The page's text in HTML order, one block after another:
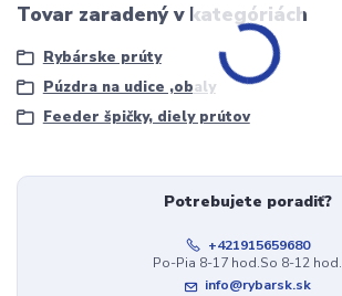
Tovar zaradený v kategóriách
Rybárske prúty
Púzdra na udice ,obaly
Feeder špičky, diely prútov
Potrebujete poradiť?
+421915659680
Po-Pia 8-17 hod.So 8-12 hod.
info@rybarsk.sk